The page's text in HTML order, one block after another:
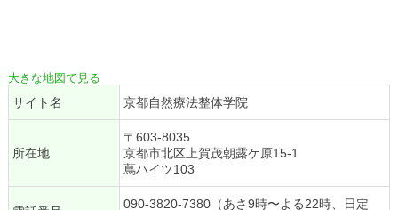
大きな地図で見る
サイト名 京都自然療法整体学院
所在地
〒603-8035
京都市北区上賀茂朝露ケ原15-1
蔦ハイツ103
090-3820-7380（あさ9時〜よる22時、日定